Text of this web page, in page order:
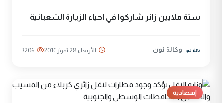
ستة ملايين زائر شاركوا في احياء الزيارة الشعبانية
وكالة نون الأربعاء 28 تموز 2010 3206
إقتصادية